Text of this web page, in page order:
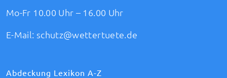
Mo-Fr 10.00 Uhr – 16.00 Uhr
E-Mail: schutz@wettertuete.de
Abdeckung Lexikon A-Z